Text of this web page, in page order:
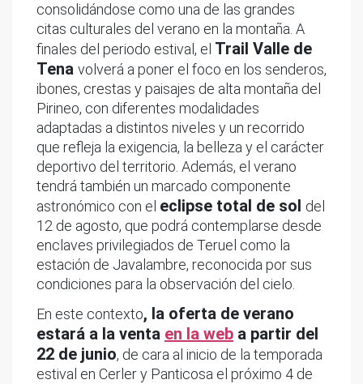
consolidándose como una de las grandes
citas culturales del verano en la montaña. A
finales del periodo estival, el Trail Valle de
Tena volverá a poner el foco en los senderos,
ibones, crestas y paisajes de alta montaña del
Pirineo, con diferentes modalidades
adaptadas a distintos niveles y un recorrido
que refleja la exigencia, la belleza y el carácter
deportivo del territorio. Además, el verano
tendrá también un marcado componente
astronómico con el eclipse total de sol del
12 de agosto, que podrá contemplarse desde
enclaves privilegiados de Teruel como la
estación de Javalambre, reconocida por sus
condiciones para la observación del cielo.
En este contexto, la oferta de verano
estará a la venta en la web a partir del
22 de junio, de cara al inicio de la temporada
estival en Cerler y Panticosa el próximo 4 de